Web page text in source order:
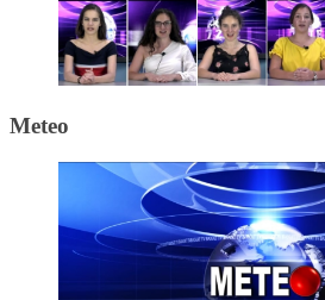
Meteo